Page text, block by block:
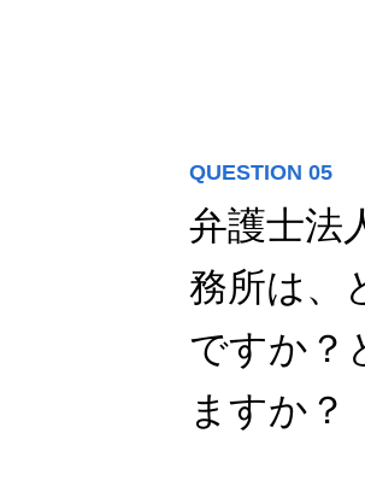
募集要項
採用エントリー
会社情報
QUESTION 05
弁護士法
務所は、
ですか？
ますか？